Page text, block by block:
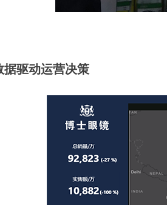
据驱动运营决策